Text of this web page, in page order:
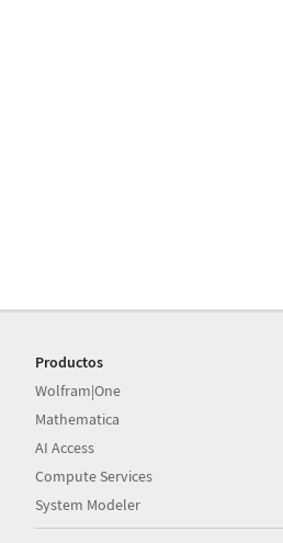
Productos
Wolfram|One
Mathematica
AI Access
Compute Services
System Modeler